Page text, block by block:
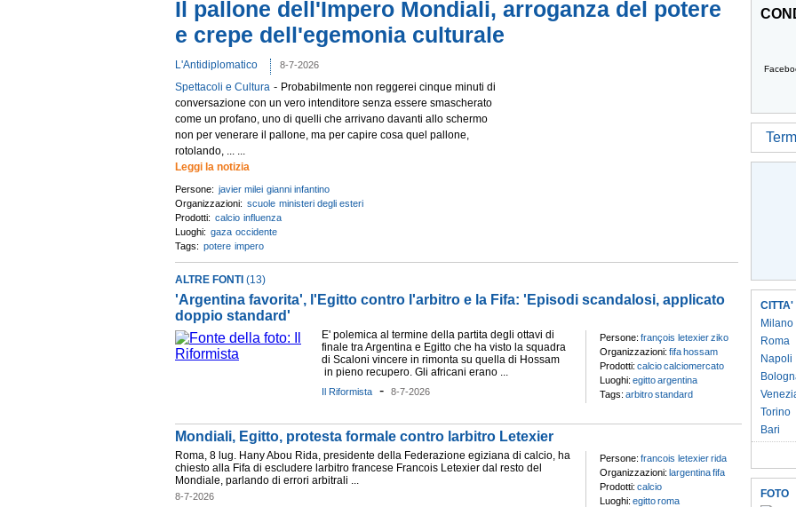
Il pallone dell'Impero Mondiali, arroganza del potere
e crepe dell'egemonia culturale
L'Antidiplomatico 8-7-2026
Spettacoli e Cultura - Probabilmente non reggerei cinque minuti di
conversazione con un vero intenditore senza essere smascherato
come un profano, uno di quelli che arrivano davanti allo schermo
non per venerare il pallone, ma per capire cosa quel pallone,
rotolando, ... ...
Leggi la notizia
Persone: javier milei gianni infantino
Organizzazioni: scuole ministeri degli esteri
Prodotti: calcio influenza
Luoghi: gaza occidente
Tags: potere impero
ALTRE FONTI (13)
'Argentina favorita', l'Egitto contro l'arbitro e la Fifa: 'Episodi scandalosi, applicato
doppio standard'
E' polemica al termine della partita degli ottavi di
finale tra Argentina e Egitto che ha visto la squadra
di Scaloni vincere in rimonta su quella di Hossam
in pieno recupero. Gli africani erano ...
Il Riformista - 8-7-2026
Persone: françois letexierziko
Organizzazioni: fifahossam
Prodotti: calciocalciomercato
Luoghi: egittoargentina
Tags: arbitrostandard
Mondiali, Egitto, protesta formale contro larbitro Letexier
Roma, 8 lug. Hany Abou Rida, presidente della Federazione egiziana di calcio, ha
chiesto alla Fifa di escludere larbitro francese Francois Letexier dal resto del
Mondiale, parlando di errori arbitrali ...
8-7-2026
Persone: francois letexierrida
Organizzazioni: largentinafifa
Prodotti: calcio
Luoghi: egittoroma
CITTA'
Milano
Roma
Napoli
Torino
Bari
FOTO